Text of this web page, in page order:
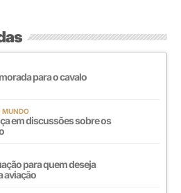
para o cavalo
MUNDO
em discussões sobre os
para quem deseja
aviação